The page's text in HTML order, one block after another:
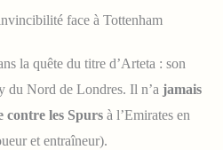
face à Tottenham
la quête du titre d’Arteta : son
du Nord de Londres. Il n’a jamais
contre les Spurs à l’Emirates en
et entraîneur).